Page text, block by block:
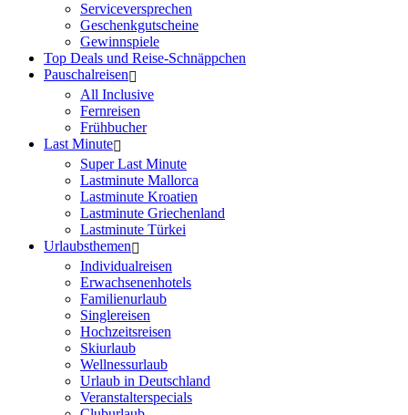
Serviceversprechen
Geschenkgutscheine
Gewinnspiele
Top Deals und Reise-Schnäppchen
Pauschalreisen
All Inclusive
Fernreisen
Frühbucher
Last Minute
Super Last Minute
Lastminute Mallorca
Lastminute Kroatien
Lastminute Griechenland
Lastminute Türkei
Urlaubsthemen
Individualreisen
Erwachsenenhotels
Familienurlaub
Singlereisen
Hochzeitsreisen
Skiurlaub
Wellnessurlaub
Urlaub in Deutschland
Veranstalterspecials